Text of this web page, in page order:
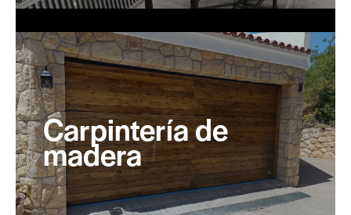
Carpintería de
madera